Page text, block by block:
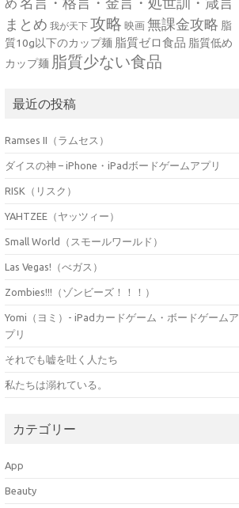
め
まとめ 我が天下 攻略 映画 無課金攻略 脂
質10g以下のカップ麺 脂質ゼロ食品 脂質低め
カップ麺 脂質少ない食品
最近の投稿
Ramses II（ラムセス）
ダイスの神 – iPhone・iPadボードゲームアプリ
RISK（リスク）
YAHTZEE（ヤッツィー）
Small World（スモールワールド）
Las Vegas!（べガス）
Zombies!!!（ゾンビーズ！！！）
Yomi（ヨミ）- iPadカードゲーム・ボードゲームア
プリ
それでも嘘を吐く人たち
私たちは溺れている。
カテゴリー
App
Beauty